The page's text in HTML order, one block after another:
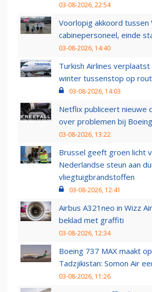
03-08-2026, 22:54
Voorlopig akkoord tussen
cabinepersoneel, einde
03-08-2026, 14:40
Turkish Airlines
winter tussenstop op
03-08-2026, 14:03
Netflix publiceert nieuwe
over problemen bij Boeing
03-08-2026, 13:22
Brussel geeft groen licht
Nederlandse steun aan
vliegtuigbrandstoffen
03-08-2026, 12:41
Airbus A321neo in Wizz
beklad met graffiti
03-08-2026, 12:34
Boeing 737 MAX maakt
Tadzjikistan: Somon Air
03-08-2026, 11:26